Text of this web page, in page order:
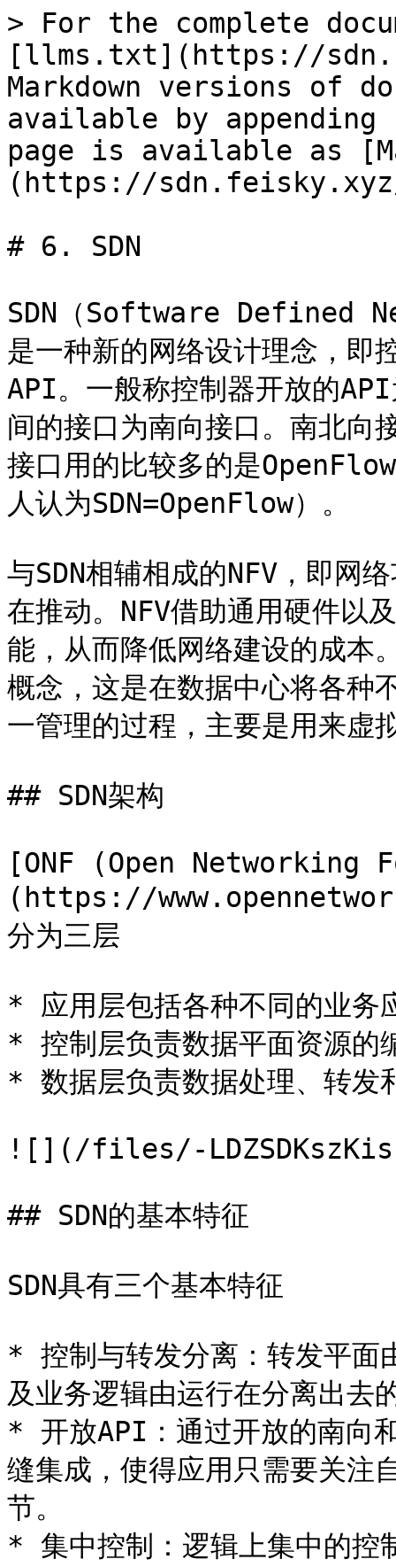
> For the complete
[llms.txt](https://
Markdown versions of
available by
page is available as
(https://
# 6. SDN
SDN（Software Defined
是一种新的网络设计理念，即
API。一般称控制器开放的
间的接口为南向接口。南北向
接口用的比较多的是
人认为SDN=OpenFlow）。
与SDN相辅相成的NFV，即网
在推动。NFV借助通用硬件以
能，从而降低网络建设的成本
概念，这是在数据中心将各种
一管理的过程，主要是用来虚
## SDN架构
[ONF (Open Networking
(https://
分为三层
* 应用层包括各种不同的业务
* 控制层负责数据平面资源的
* 数据层负责数据处理、转发
![](/files/-
## SDN的基本特征
SDN具有三个基本特征
* 控制与转发分离：转发平面
及业务逻辑由运行在分离出去
* 开放API：通过开放的南向
缝集成，使得应用只需要关注
节。
* 集中控制：逻辑上集中的控